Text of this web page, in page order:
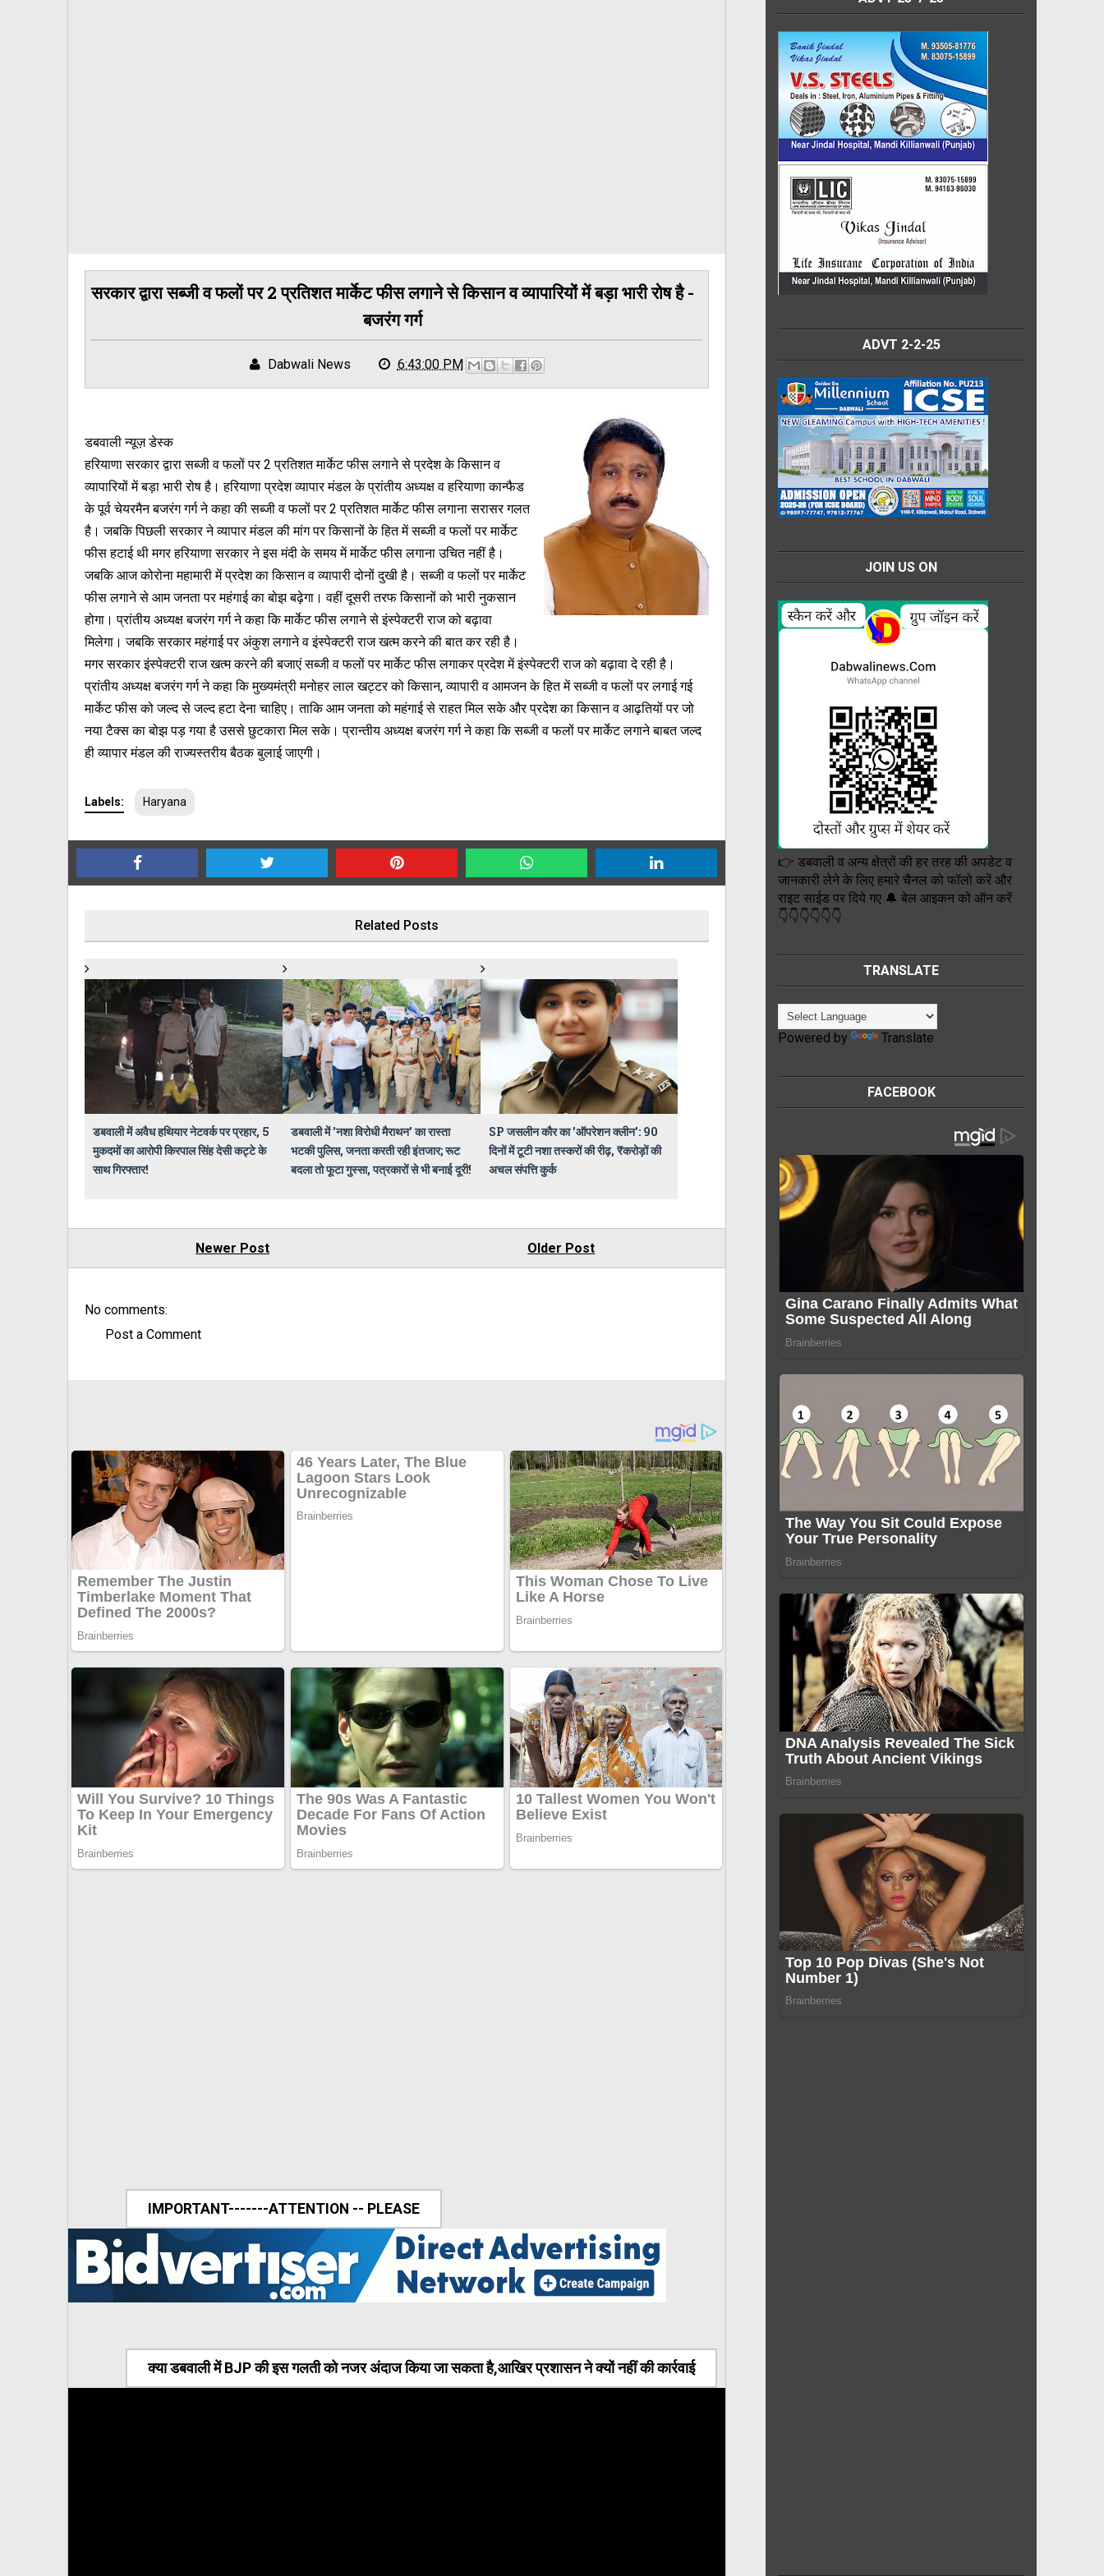
सरकार द्वारा सब्जी व फलों पर 2 प्रतिशत मार्केट फीस लगाने से किसान व व्यापारियों में बड़ा भारी रोष है -
बजरंग गर्ग
Dabwali News 6:43:00 PM
डबवाली न्यूज़ डेस्क
हरियाणा सरकार द्वारा सब्जी व फलों पर 2 प्रतिशत मार्केट फीस लगाने से प्रदेश के किसान व
व्यापारियों में बड़ा भारी रोष है। हरियाणा प्रदेश व्यापार मंडल के प्रांतीय अध्यक्ष व हरियाणा कान्फैड
के पूर्व चेयरमैन बजरंग गर्ग ने कहा की सब्जी व फलों पर 2 प्रतिशत मार्केट फीस लगाना सरासर गलत
है। जबकि पिछली सरकार ने व्यापार मंडल की मांग पर किसानों के हित में सब्जी व फलों पर मार्केट
फीस हटाई थी मगर हरियाणा सरकार ने इस मंदी के समय में मार्केट फीस लगाना उचित नहीं है।
जबकि आज कोरोना महामारी में प्रदेश का किसान व व्यापारी दोनों दुखी है। सब्जी व फलों पर मार्केट
फीस लगाने से आम जनता पर महंगाई का बोझ बढ़ेगा। वहीं दूसरी तरफ किसानों को भारी नुकसान
होगा। प्रांतीय अध्यक्ष बजरंग गर्ग ने कहा कि मार्केट फीस लगाने से इंस्पेक्टरी राज को बढ़ावा
मिलेगा। जबकि सरकार महंगाई पर अंकुश लगाने व इंस्पेक्टरी राज खत्म करने की बात कर रही है।
मगर सरकार इंस्पेक्टरी राज खत्म करने की बजाएं सब्जी व फलों पर मार्केट फीस लगाकर प्रदेश में इंस्पेक्टरी राज को बढ़ावा दे रही है।
प्रांतीय अध्यक्ष बजरंग गर्ग ने कहा कि मुख्यमंत्री मनोहर लाल खट्टर को किसान, व्यापारी व आमजन के हित में सब्जी व फलों पर लगाई गई
मार्केट फीस को जल्द से जल्द हटा देना चाहिए। ताकि आम जनता को महंगाई से राहत मिल सके और प्रदेश का किसान व आढ़तियों पर जो
नया टैक्स का बोझ पड़ गया है उससे छुटकारा मिल सके। प्रान्तीय अध्यक्ष बजरंग गर्ग ने कहा कि सब्जी व फलों पर मार्केट लगाने बाबत जल्द
ही व्यापार मंडल की राज्यस्तरीय बैठक बुलाई जाएगी।
Labels: Haryana
Related Posts
डबवाली में अवैध हथियार नेटवर्क पर प्रहार, 5
मुकदमों का आरोपी किरपाल सिंह देसी कट्टे के
साथ गिरफ्तार!
डबवाली में 'नशा विरोधी मैराथन' का रास्ता
भटकी पुलिस, जनता करती रही इंतजार; रूट
बदला तो फूटा गुस्सा, पत्रकारों से भी बनाई दूरी!
SP जसलीन कौर का 'ऑपरेशन क्लीन': 90
दिनों में टूटी नशा तस्करों की रीढ़, ₹करोड़ों की
अचल संपत्ति कुर्क
Newer Post Older Post
No comments:
Post a Comment
IMPORTANT-------ATTENTION -- PLEASE
क्या डबवाली में BJP की इस गलती को नजर अंदाज किया जा सकता है,आखिर प्रशासन ने क्यों नहीं की कार्रवाई
ADVT 2-2-25
JOIN US ON
👉 डबवाली व अन्य क्षेत्रों की हर तरह की अपडेट व
जानकारी लेने के लिए हमारे चैनल को फॉलो करें और
राइट साईड पर दिये गए 🔔 बेल आइकन को ऑन करें
👇👇👇👇👇👇
TRANSLATE
Powered by Translate
FACEBOOK